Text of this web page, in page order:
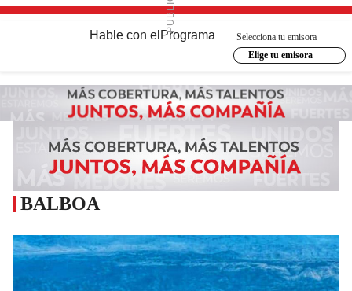
Hable con el Programa
Selecciona tu emisora
Elige tu emisora
BALBOA